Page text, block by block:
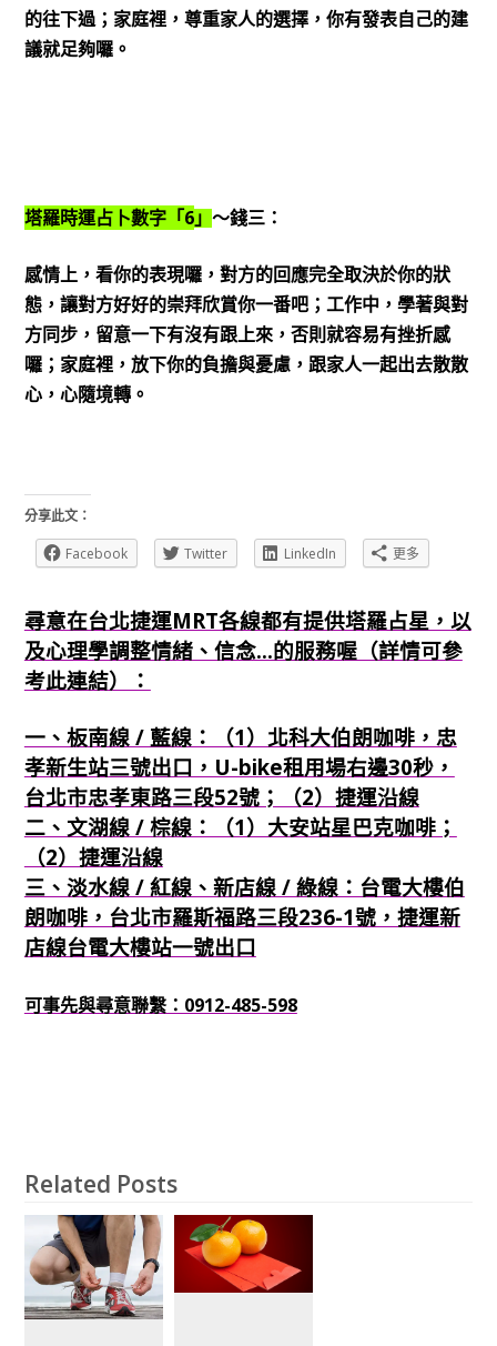
的往下過；家庭裡，尊重家人的選擇，你有發表自己的建
議就足夠囉。
塔羅時運占卜數字「6」 ～錢三：
感情上，看你的表現囉，對方的回應完全取決於你的狀
態，讓對方好好的崇拜欣賞你一番吧；工作中，學著與對
方同步，留意一下有沒有跟上來，否則就容易有挫折感
囉；家庭裡，放下你的負擔與憂慮，跟家人一起出去散散
心，心隨境轉。
分享此文：
Facebook
Twitter LinkedIn 更多
尋意在台北捷運MRT各線都有提供塔羅占星，以
及心理學調整情緒、信念...的服務喔（詳情可參
考此連結）：
一、板南線 / 藍線：（1）北科大伯朗咖啡，忠
孝新生站三號出口，U-bike租用場右邊30秒，
台北市忠孝東路三段52號；（2）捷運沿線
二、文湖線 / 棕線：（1）大安站星巴克咖啡；
（2）捷運沿線
三、淡水線 / 紅線、新店線 / 綠線：台電大樓伯
朗咖啡，台北市羅斯福路三段236-1號，捷運新
店線台電大樓站一號出口
可事先與尋意聯繫：0912-485-598
Related Posts